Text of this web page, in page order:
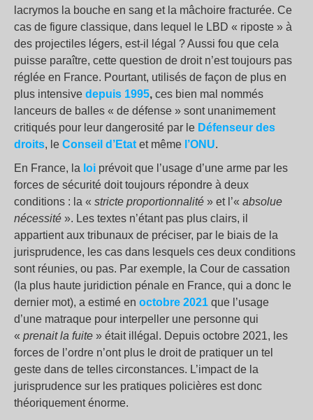
lacrymos la bouche en sang et la mâchoire fracturée. Ce
cas de figure classique, dans lequel le LBD « riposte » à
des projectiles légers, est-il légal ? Aussi fou que cela
puisse paraître, cette question de droit n’est toujours pas
réglée en France. Pourtant, utilisés de façon de plus en
plus intensive depuis 1995, ces bien mal nommés
lanceurs de balles « de défense » sont unanimement
critiqués pour leur dangerosité par le Défenseur des
droits, le Conseil d’Etat et même l’ONU.
En France, la loi prévoit que l’usage d’une arme par les
forces de sécurité doit toujours répondre à deux
conditions : la « stricte proportionnalité » et l’« absolue
nécessité ». Les textes n’étant pas plus clairs, il
appartient aux tribunaux de préciser, par le biais de la
jurisprudence, les cas dans lesquels ces deux conditions
sont réunies, ou pas. Par exemple, la Cour de cassation
(la plus haute juridiction pénale en France, qui a donc le
dernier mot), a estimé en octobre 2021 que l’usage
d’une matraque pour interpeller une personne qui
« prenait la fuite » était illégal. Depuis octobre 2021, les
forces de l’ordre n’ont plus le droit de pratiquer un tel
geste dans de telles circonstances. L’impact de la
jurisprudence sur les pratiques policières est donc
théoriquement énorme.